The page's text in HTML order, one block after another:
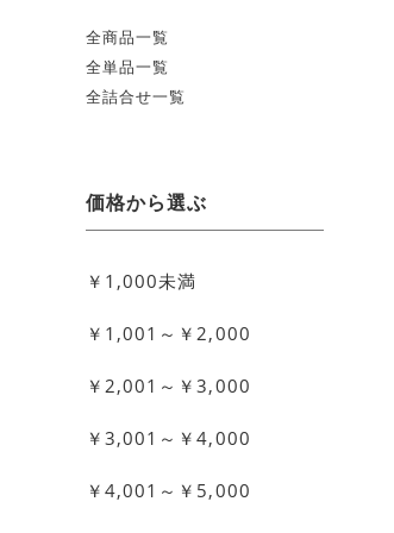
全商品一覧
全単品一覧
全詰合せ一覧
価格から選ぶ
￥1,000未満
￥1,001～￥2,000
￥2,001～￥3,000
￥3,001～￥4,000
￥4,001～￥5,000